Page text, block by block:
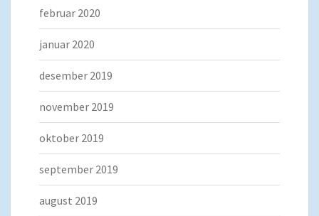
februar 2020
januar 2020
desember 2019
november 2019
oktober 2019
september 2019
august 2019